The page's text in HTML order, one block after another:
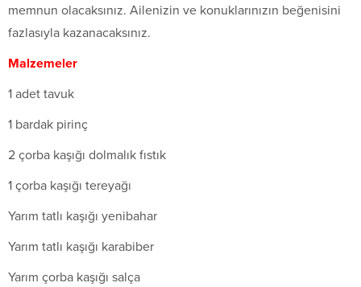
memnun olacaksınız. Ailenizin ve konuklarınızın beğenisini
fazlasıyla kazanacaksınız.
Malzemeler
1 adet tavuk
1 bardak pirinç
2 çorba kaşığı dolmalık fıstık
1 çorba kaşığı tereyağı
Yarım tatlı kaşığı yenibahar
Yarım tatlı kaşığı karabiber
Yarım çorba kaşığı salça